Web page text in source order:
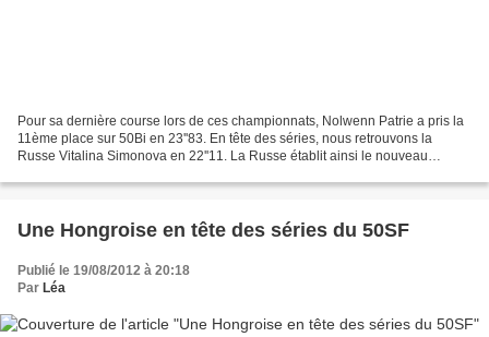
Pour sa dernière course lors de ces championnats, Nolwenn Patrie a pris la
11ème place sur 50Bi en 23''83. En tête des séries, nous retrouvons la
Russe Vitalina Simonova en 22''11. La Russe établit ainsi le nouveau
Une Hongroise en tête des séries du 50SF
Publié le 19/08/2012 à 20:18
Par Léa